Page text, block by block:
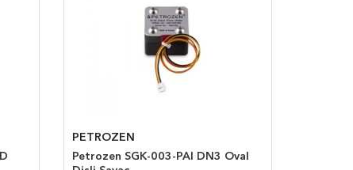
PETROZEN
Petrozen SGK-003-PAI DN3 Oval